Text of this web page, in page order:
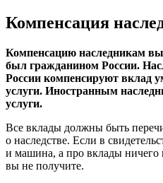
Компенсация
Компенсацию наследникам
был гражданином России.
России компенсируют вклад
услуги. Иностранным
услуги.
Все вклады должны быть
о наследстве. Если в
и машина, а про вклады ничего
вы не получите.